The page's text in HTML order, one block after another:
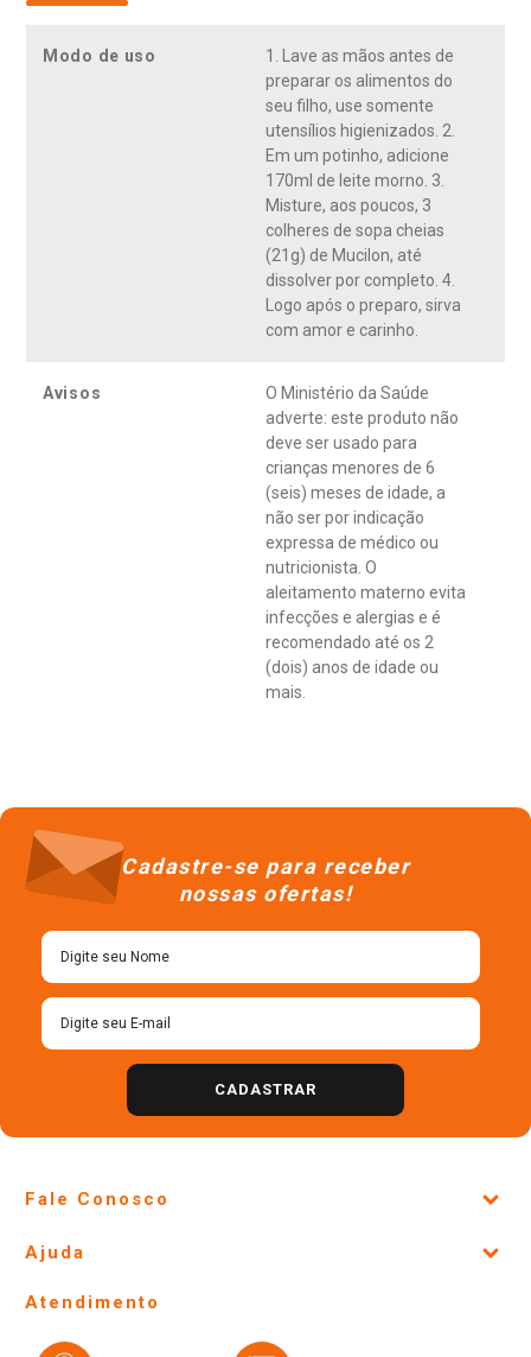
Modo de uso
1. Lave as mãos antes de
preparar os alimentos do
seu filho, use somente
utensílios higienizados. 2.
Em um potinho, adicione
170ml de leite morno. 3.
Misture, aos poucos, 3
colheres de sopa cheias
(21g) de Mucilon, até
dissolver por completo. 4.
Logo após o preparo, sirva
com amor e carinho.
Avisos
O Ministério da Saúde
adverte: este produto não
deve ser usado para
crianças menores de 6
(seis) meses de idade, a
não ser por indicação
expressa de médico ou
nutricionista. O
aleitamento materno evita
infecções e alergias e é
recomendado até os 2
(dois) anos de idade ou
mais.
Flocos de Cereais Neston 3
Cereais Lata 360g
R$ 21,78
＋
－
Pó para Preparo de Bebida
Vitamina de Maçã, Banana &
Mamão Neston Pacote 210g
R$ 8,68
－
CADASTRAR